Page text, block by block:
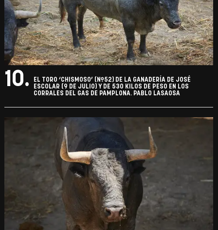
10.
EL TORO ‘CHISMOSO’ (Nº52) DE LA GANADERÍA DE JOSÉ
ESCOLAR (9 DE JULIO) Y DE 530 KILOS DE PESO EN LOS
CORRALES DEL GAS DE PAMPLONA. PABLO LASAOSA